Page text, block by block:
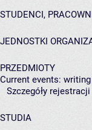
STUDENCI,
JEDNOSTKI
PRZEDMIOTY
Current events:
Szczegóły
STUDIA